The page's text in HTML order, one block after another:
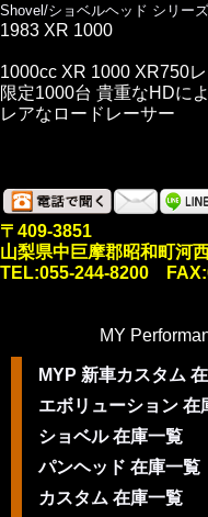
Shovel/ショベルヘッド シリーズ
1983 XR 1000
1000cc XR 1000 XR750
限定1000台 貴重なHDに
レアなロードレーサー
〒409-3851
山梨県中巨摩郡昭和町河
TEL:055-244-8200
MY
MYP 新車カスタム
エボリューション 在
ショベル 在庫一覧
パンヘッド 在庫一覧
カスタム 在庫一覧